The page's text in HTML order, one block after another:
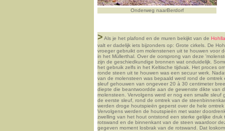
Onderweg naarBerdorf
> Als je het plafond en de muren bekijkt van de
valt er dadelijk iets bijzonders op: Grote cirkels. De
vroeger gebruikt om molenstenen uit te houwen voor
in het Müllerthal. Over de oorsprong van deze
zijn de geschiedkundige bronnen wat onduidelijk.
het gebruik zelfs in het Keltische tijdvak. Het proces
ronde steen uit te houwen was een secuur werk.
van de molensteen was bepaald werd rond de omtrek
sleuf gehouwen van ongeveer 20 à 30 centimeter
diepte die beantwoordde aan de gewenste dikte van
molensteen. Vervolgens werd er nog een smalle sleuf
de eerste sleuf, rond de omtrek van de
werden droge houtspieën geperst over de hele
Vervolgens werden de houtspieën met water
zwelling van het hout ontstond een sterke gelijke druk
rotswand en de binnenkant van de steen waardoor
gegeven moment losbrak van de rotswand. Dat